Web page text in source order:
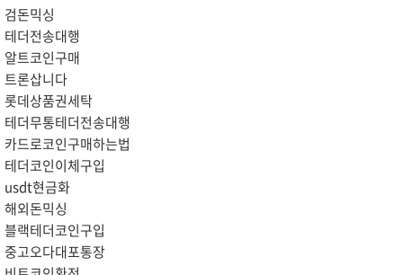
검돈믹싱
테더전송대행
알트코인구매
트론삽니다
롯데상품권세탁
테더무통테더전송대행
카드로코인구매하는법
테더코인이체구입
usdt현금화
해외돈믹싱
블랙테더코인구입
중고오다대포통장